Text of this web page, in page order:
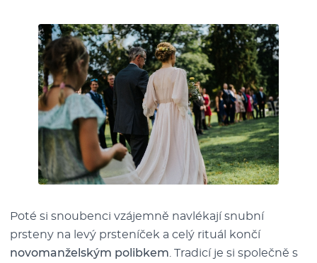
Poté si snoubenci vzájemně navlékají snubní
prsteny na levý prsteníček a celý rituál končí
novomanželským polibkem . Tradicí je si společně s